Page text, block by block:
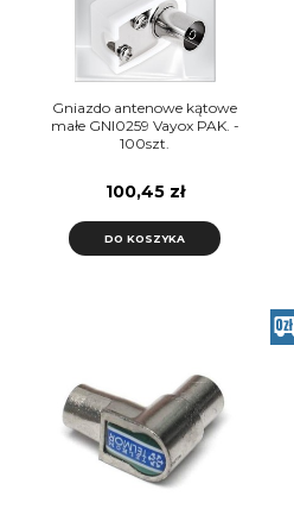
Gniazdo antenowe kątowe
małe GNI0259 Vayox PAK. -
100szt.
100,45 zł
DO KOSZYKA